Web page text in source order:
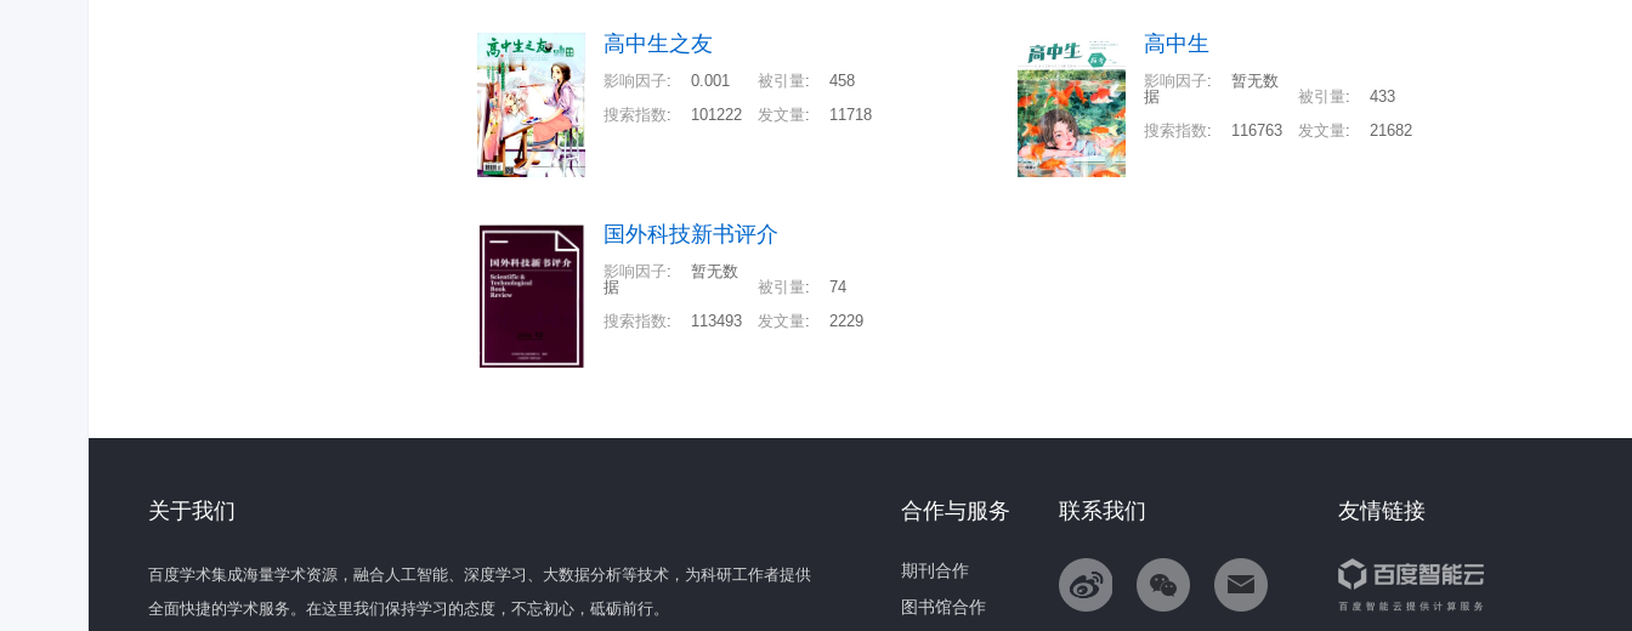
高中生之友
影响因子: 0.001 被引量:
458
搜索指数: 101222 发文量: 11718
高中生
影响因子:
暂无数
据
被引量:
433
搜索指数: 116763 发文量: 21682
国外科技新书评介
影响因子:
暂无数
据
被引量:
74
搜索指数: 113493 发文量: 2229
关于我们
百度学术集成海量学术资源，融合人工智能、深度学习、大数据分析等技术，为科研工作者提供
全面快捷的学术服务。在这里我们保持学习的态度，不忘初心，砥砺前行。
友情链接
联系我们
合作与服务
期刊合作
图书馆合作